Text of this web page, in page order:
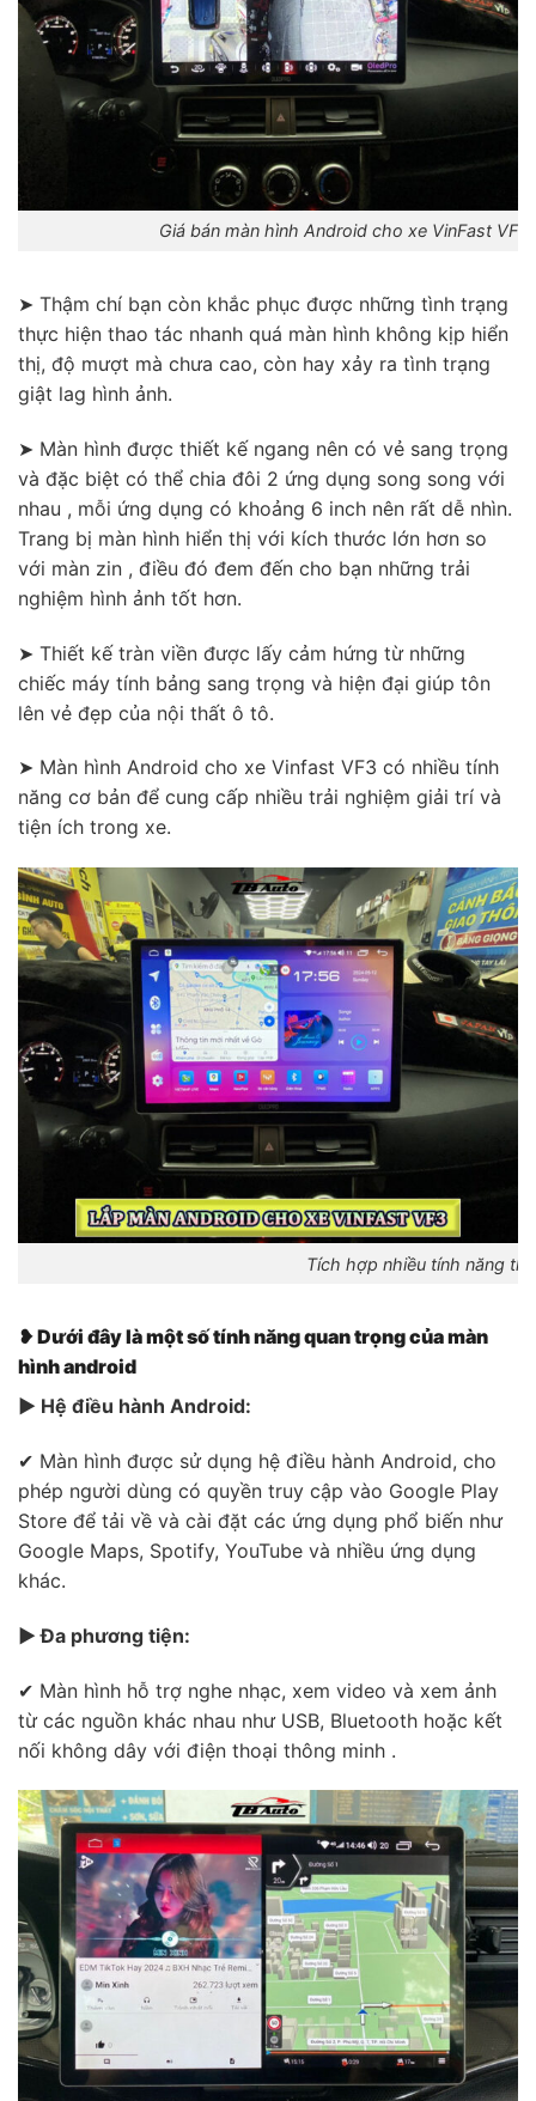
Giá bán màn hình Android cho xe VinFast
➤ Thậm chí bạn còn khắc phục được những tình trạng
thực hiện thao tác nhanh quá màn hình không kịp hiển
thị, độ mượt mà chưa cao, còn hay xảy ra tình trạng
giật lag hình ảnh.
➤ Màn hình được thiết kế ngang nên có vẻ sang trọng
và đặc biệt có thể chia đôi 2 ứng dụng song song với
nhau , mỗi ứng dụng có khoảng 6 inch nên rất dễ nhìn.
Trang bị màn hình hiển thị với kích thước lớn hơn so
với màn zin , điều đó đem đến cho bạn những trải
nghiệm hình ảnh tốt hơn.
➤ Thiết kế tràn viền được lấy cảm hứng từ những
chiếc máy tính bảng sang trọng và hiện đại giúp tôn
lên vẻ đẹp của nội thất ô tô.
➤ Màn hình Android cho xe Vinfast VF3 có nhiều tính
năng cơ bản để cung cấp nhiều trải nghiệm giải trí và
tiện ích trong xe.
Tích hợp nhiều tính năng
❥ Dưới đây là một số tính năng quan trọng của màn
hìnhandroid
▶ Hệ điều hành Android:
✔ Màn hình được sử dụng hệ điều hành Android, cho
phép người dùng có quyền truy cập vào Google Play
Store để tải về và cài đặt các ứng dụng phổ biến như
Google Maps, Spotify, YouTube và nhiều ứng dụng
khác.
▶ Đa phương tiện:
✔ Màn hình hỗ trợ nghe nhạc, xem video và xem ảnh
từ các nguồn khác nhau như USB, Bluetooth hoặc kết
nối không dây với điện thoại thông minh .